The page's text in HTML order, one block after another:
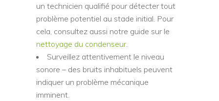
un technicien qualifié pour détecter tout
problème potentiel au stade initial. Pour
cela, consultez aussi notre guide sur le
nettoyage du condenseur
Surveillez attentivement le niveau
sonore – des bruits inhabituels peuvent
indiquer un problème mécanique
imminent.